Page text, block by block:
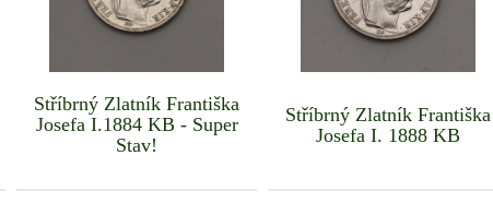
Stříbrný Zlatník Františka
Josefa I.1884 KB - Super
Stav!
Stříbrný Zlatník Františka
Josefa I. 1888 KB